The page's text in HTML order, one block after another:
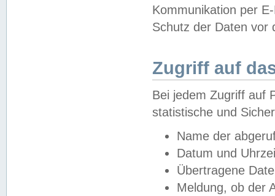
Kommunikation per
Schutz der Daten vor
Zugriff auf
Bei jedem Zugriff auf
statistische und
Name der
Datum und
Übertragene
Meldung, ob der